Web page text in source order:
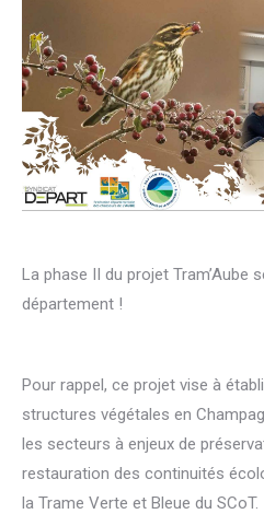
La phase II du projet Tram’Aube
département !
Pour rappel, ce projet vise à
structures végétales en
les secteurs à enjeux de
restauration des continuités
la Trame Verte et Bleue du SCoT.